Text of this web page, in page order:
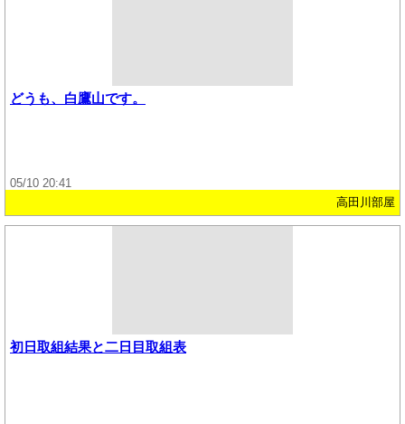
どうも、白鷹山です。
05/10 20:41
高田川部屋
初日取組結果と二日目取組表